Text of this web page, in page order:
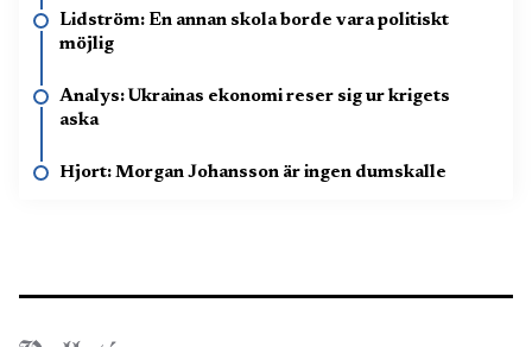
Lidström: En annan skola borde vara politiskt
möjlig
Analys: Ukrainas ekonomi reser sig ur krigets
aska
Hjort: Morgan Johansson är ingen dumskalle